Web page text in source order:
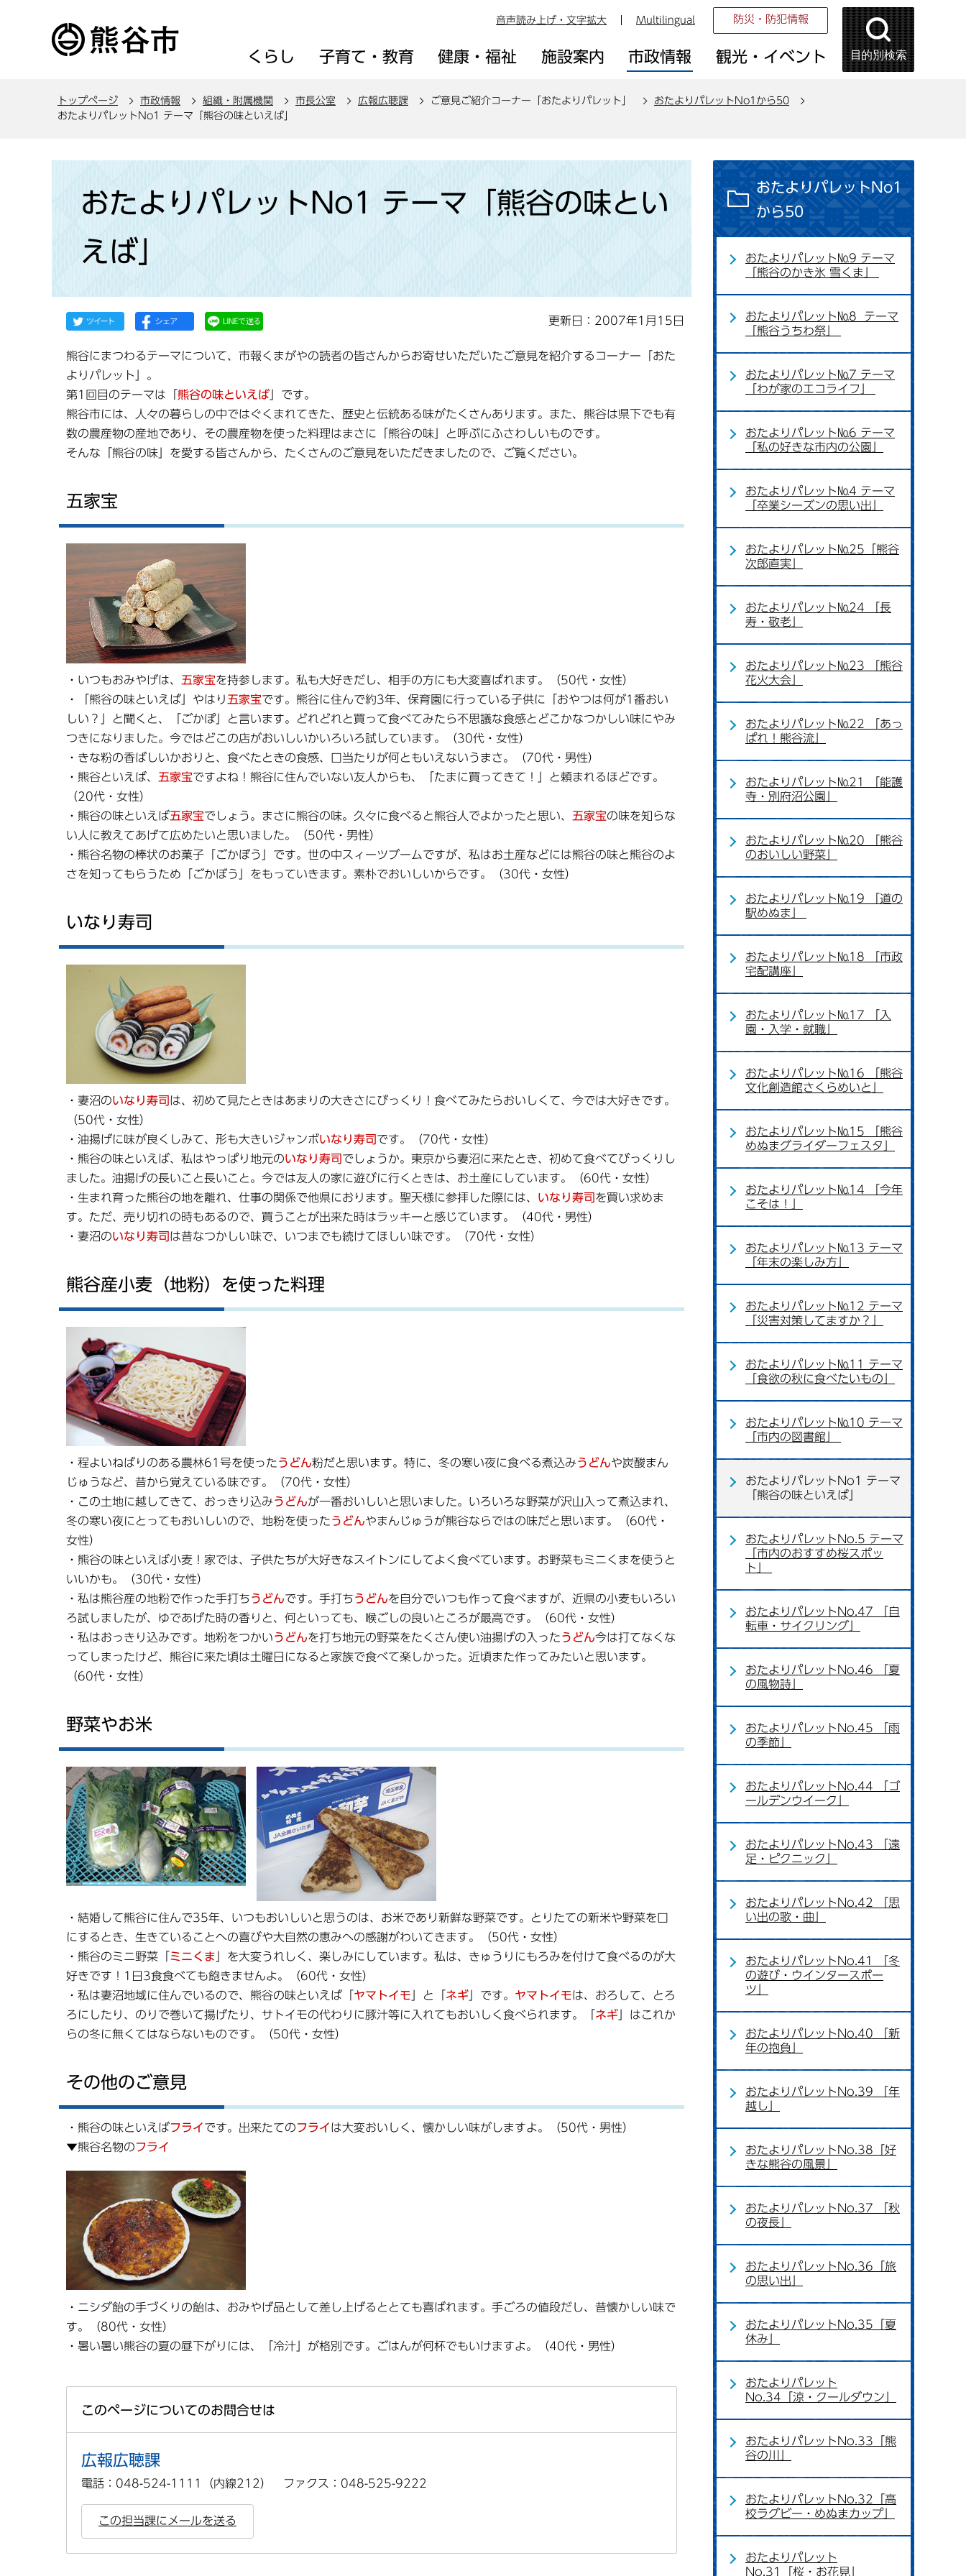
音声読み上げ・文字拡大 Multilingual 防災・防犯情報
くらし 子育て・教育 健康・福祉 施設案内 市政情報 観光・イベント 目的別検索
トップページ 市政情報 組織・附属機関 市長公室 広報広聴課 ご意見ご紹介コーナー「おたよりパレット」
おたよりパレットNo1から50
おたよりパレットNo1 テーマ「熊谷の味といえば」
おたよりパレットNo1 テーマ「熊谷の味とい
えば」
更新日：2007年1月15日
熊谷にまつわるテーマについて、市報くまがやの読者の皆さんからお寄せいただいたご意見を紹介するコーナー「おた
よりパレット」。
第1回目のテーマは「 熊谷の味といえば 」です。
熊谷市には、人々の暮らしの中ではぐくまれてきた、歴史と伝統ある味がたくさんあります。また、熊谷は県下でも有
数の農産物の産地であり、その農産物を使った料理はまさに「熊谷の味」と呼ぶにふさわしいものです。
そんな「熊谷の味」を愛する皆さんから、たくさんのご意見をいただきましたので、ご覧ください。
五家宝
・いつもおみやげは、 五家宝を持参します。私も大好きだし、相手の方にも大変喜ばれます。（50代・女性）
・「熊谷の味といえば」やはり 五家宝です。熊谷に住んで約3年、保育園に行っている子供に「おやつは何が1番おい
しい？」と聞くと、「ごかぽ」と言います。どれどれと買って食べてみたら不思議な食感とどこかなつかしい味にやみ
つきになりました。今ではどこの店がおいしいかいろいろ試しています。（30代・女性）
・きな粉の香ばしいかおりと、食べたときの食感、口当たりが何ともいえないうまさ。（70代・男性）
・熊谷といえば、 五家宝ですよね！熊谷に住んでいない友人からも、「たまに買ってきて！」と頼まれるほどです。
（20代・女性）
・熊谷の味といえば五家宝でしょう。まさに熊谷の味。久々に食べると熊谷人でよかったと思い、 五家宝の味を知らな
い人に教えてあげて広めたいと思いました。（50代・男性）
・熊谷名物の棒状のお菓子「ごかぼう」です。世の中スィーツブームですが、私はお土産などには熊谷の味と熊谷のよ
さを知ってもらうため「ごかぼう」をもっていきます。素朴でおいしいからです。（30代・女性）
いなり寿司
・妻沼のいなり寿司 は、初めて見たときはあまりの大きさにびっくり！食べてみたらおいしくて、今では大好きです。
（50代・女性）
・油揚げに味が良くしみて、形も大きいジャンボいなり寿司 です。（70代・女性）
・熊谷の味といえば、私はやっぱり地元のいなり寿司 でしょうか。東京から妻沼に来たとき、初めて食べてびっくりし
ました。油揚げの長いこと長いこと。今では友人の家に遊びに行くときは、お土産にしています。（60代・女性）
・生まれ育った熊谷の地を離れ、仕事の関係で他県におります。聖天様に参拝した際には、 いなり寿司 を買い求めま
す。ただ、売り切れの時もあるので、買うことが出来た時はラッキーと感じています。（40代・男性）
・妻沼のいなり寿司 は昔なつかしい味で、いつまでも続けてほしい味です。（70代・女性）
熊谷産小麦（地粉）を使った料理
・程よいねばりのある農林61号を使ったうどん粉だと思います。特に、冬の寒い夜に食べる煮込みうどんや炭酸まん
じゅうなど、昔から覚えている味です。（70代・女性）
・この土地に越してきて、おっきり込みうどんが一番おいしいと思いました。いろいろな野菜が沢山入って煮込まれ、
冬の寒い夜にとってもおいしいので、地粉を使ったうどんやまんじゅうが熊谷ならではの味だと思います。（60代・
女性）
・熊谷の味といえば小麦！家では、子供たちが大好きなスイトンにしてよく食べています。お野菜もミニくまを使うと
いいかも。（30代・女性）
・私は熊谷産の地粉で作った手打ちうどんです。手打ちうどんを自分でいつも作って食べますが、近県の小麦もいろい
ろ試しましたが、ゆであげた時の香りと、何といっても、喉ごしの良いところが最高です。（60代・女性）
・私はおっきり込みです。地粉をつかいうどんを打ち地元の野菜をたくさん使い油揚げの入ったうどん今は打てなくな
ってしまったけど、熊谷に来た頃は土曜日になると家族で食べて楽しかった。近頃また作ってみたいと思います。
（60代・女性）
野菜やお米
・結婚して熊谷に住んで35年、いつもおいしいと思うのは、お米であり新鮮な野菜です。とりたての新米や野菜を口
にするとき、生きていることへの喜びや大自然の恵みへの感謝がわいてきます。（50代・女性）
・熊谷のミニ野菜「 ミニくま 」を大変うれしく、楽しみにしています。私は、きゅうりにもろみを付けて食べるのが大
好きです！1日3食食べても飽きませんよ。（60代・女性）
・私は妻沼地域に住んでいるので、熊谷の味といえば「 ヤマトイモ 」と「 ネギ 」です。 ヤマトイモは、おろして、とろ
ろにしたり、のりで巻いて揚げたり、サトイモの代わりに豚汁等に入れてもおいしく食べられます。「 ネギ 」はこれか
らの冬に無くてはならないものです。（50代・女性）
その他のご意見
・熊谷の味といえばフライです。出来たてのフライは大変おいしく、懐かしい味がしますよ。（50代・男性）
▼熊谷名物のフライ
・ニシダ飴の手づくりの飴は、おみやげ品として差し上げるととても喜ばれます。手ごろの値段だし、昔懐かしい味で
す。（80代・女性）
・暑い暑い熊谷の夏の昼下がりには、「冷汁」が格別です。ごはんが何杯でもいけますよ。（40代・男性）
このページについてのお問合せは
広報広聴課
電話：048-524-1111（内線212） ファクス：048-525-9222
この担当課にメールを送る
おたよりパレットNo1
から50
おたよりパレット№9 テーマ
「熊谷のかき氷 雪くま」
おたよりパレット№8 テーマ
「熊谷うちわ祭」
おたよりパレット№7 テーマ
「わが家のエコライフ」
おたよりパレット№6 テーマ
「私の好きな市内の公園」
おたよりパレット№4 テーマ
「卒業シーズンの思い出」
おたよりパレット№25「熊谷
次郎直実」
おたよりパレット№24 「長
寿・敬老」
おたよりパレット№23 「熊谷
花火大会」
おたよりパレット№22 「あっ
ぱれ！熊谷流」
おたよりパレット№21 「能護
寺・別府沼公園」
おたよりパレット№20 「熊谷
のおいしい野菜」
おたよりパレット№19 「道の
駅めぬま」
おたよりパレット№18 「市政
宅配講座」
おたよりパレット№17 「入
園・入学・就職」
おたよりパレット№16 「熊谷
文化創造館さくらめいと」
おたよりパレット№15 「熊谷
めぬまグライダーフェスタ」
おたよりパレット№14 「今年
こそは！」
おたよりパレット№13 テーマ
「年末の楽しみ方」
おたよりパレット№12 テーマ
「災害対策してますか？」
おたよりパレット№11 テーマ
「食欲の秋に食べたいもの」
おたよりパレット№10 テーマ
「市内の図書館」
おたよりパレットNo1 テーマ
「熊谷の味といえば」
おたよりパレットNo.5 テーマ
「市内のおすすめ桜スポッ
ト」
おたよりパレットNo.47 「自
転車・サイクリング」
おたよりパレットNo.46 「夏
の風物詩」
おたよりパレットNo.45 「雨
の季節」
おたよりパレットNo.44 「ゴ
ールデンウイーク」
おたよりパレットNo.43 「遠
足・ピクニック」
おたよりパレットNo.42 「思
い出の歌・曲」
おたよりパレットNo.41 「冬
の遊び・ウインタースポー
ツ」
おたよりパレットNo.40 「新
年の抱負」
おたよりパレットNo.39 「年
越し」
おたよりパレットNo.38「好
きな熊谷の風景」
おたよりパレットNo.37 「秋
の夜長」
おたよりパレットNo.36「旅
の思い出」
おたよりパレットNo.35「夏
休み」
おたよりパレット
No.34「涼・クールダウン」
おたよりパレットNo.33「熊
谷の川」
おたよりパレットNo.32「高
校ラグビー・めぬまカップ」
おたよりパレット
No.31「桜・お花見」